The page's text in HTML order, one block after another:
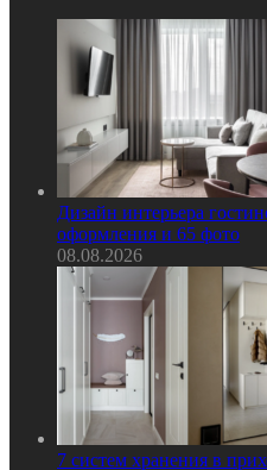
Дизайн интерьера
оформления и 65 фото
08.08.2026
7 систем хранения в